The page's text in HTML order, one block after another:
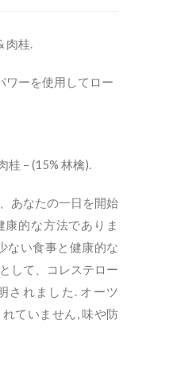
肉桂.
ワーを使用してロー
桂 – (15% 林檎).
あなたの一日を開始
的な方法でありま
ない食事と健康的な
して、コレステロー
されました. オーツ
ていません, 味や防